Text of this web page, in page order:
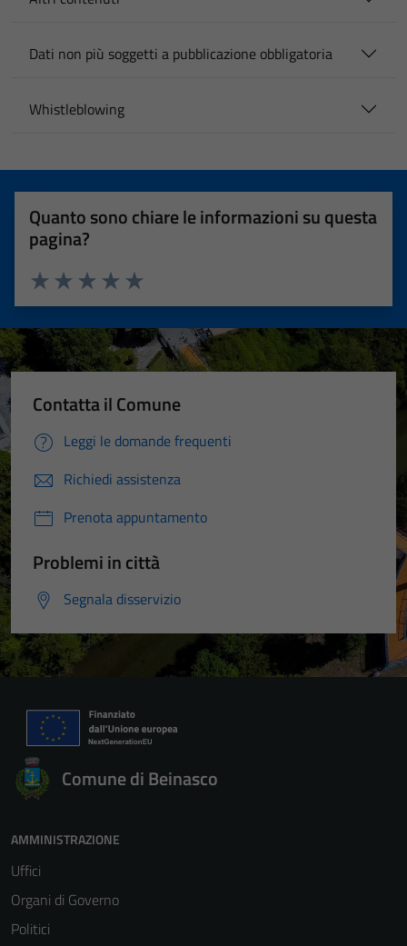
Dati non più soggetti a pubblicazione obbligatoria
Whistleblowing
Quanto sono chiare le informazioni su questa
pagina?
Valuta 5 stelle su 5
Valuta 4 stelle su 5
Valuta 3 stelle su 5
Valuta 2 stelle su 5
Valuta 1 stelle su 5
Contatta il Comune
Leggi le domande frequenti
Richiedi assistenza
Prenota appuntamento
Problemi in città
Segnala disservizio
Comune di Beinasco
AMMINISTRAZIONE
Uffici
Organi di Governo
Politici